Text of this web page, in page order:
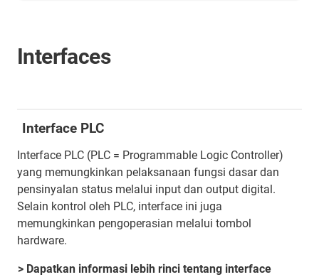
Interfaces
Interface PLC
Interface PLC (PLC = Programmable Logic Controller)
yang memungkinkan pelaksanaan fungsi dasar dan
pensinyalan status melalui input dan output digital.
Selain kontrol oleh PLC, interface ini juga
memungkinkan pengoperasian melalui tombol
hardware.
> Dapatkan informasi lebih rinci tentang interface